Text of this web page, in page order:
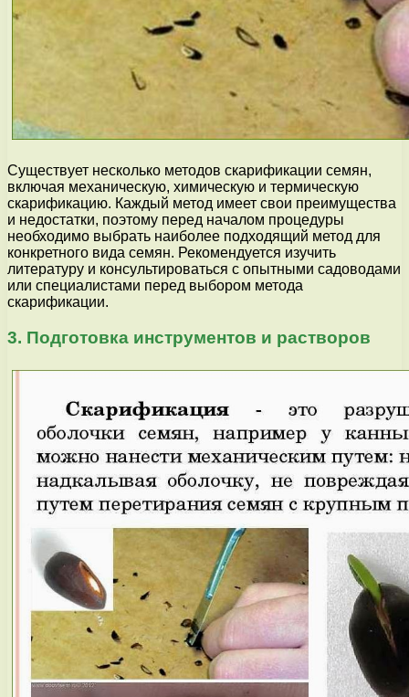
Существует несколько методов скарификации семян,
включая механическую, химическую и термическую
скарификацию. Каждый метод имеет свои преимущества
и недостатки, поэтому перед началом процедуры
необходимо выбрать наиболее подходящий метод для
конкретного вида семян. Рекомендуется изучить
литературу и консультироваться с опытными садоводами
или специалистами перед выбором метода
скарификации.
3. Подготовка инструментов и растворов